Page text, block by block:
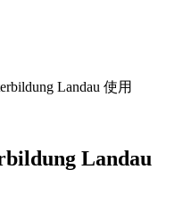
Landau 使用
Landau